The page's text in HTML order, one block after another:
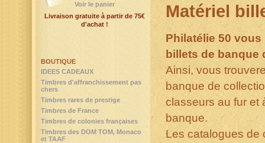
Matériel
Philatélie 50
billets de banque
Ainsi, vous
banque de
classeurs au fur et
banque.
Les catalogues de
BOUTIQUE
IDEES CADEAUX
Timbres d'affranchissement pas
chers
Timbres rares de prestige
Timbres de France
Timbres de colonies françaises
Timbres des DOM TOM, Monaco
et TAAF
Voir le panier
Livraison gratuite à partir de 75€
d'achat !